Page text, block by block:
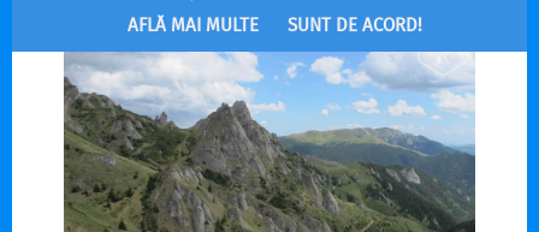
AFLĂ MAI MULTE SUNT DE ACORD!